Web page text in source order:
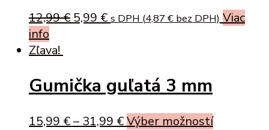
12,99€ Original
5,99 €Current
s DPH (4,87 € bez DPH) Viac
info
Zľava!
Gumička guľatá 3 mm
15,99 €– 31,99 €Výber možnostíThis